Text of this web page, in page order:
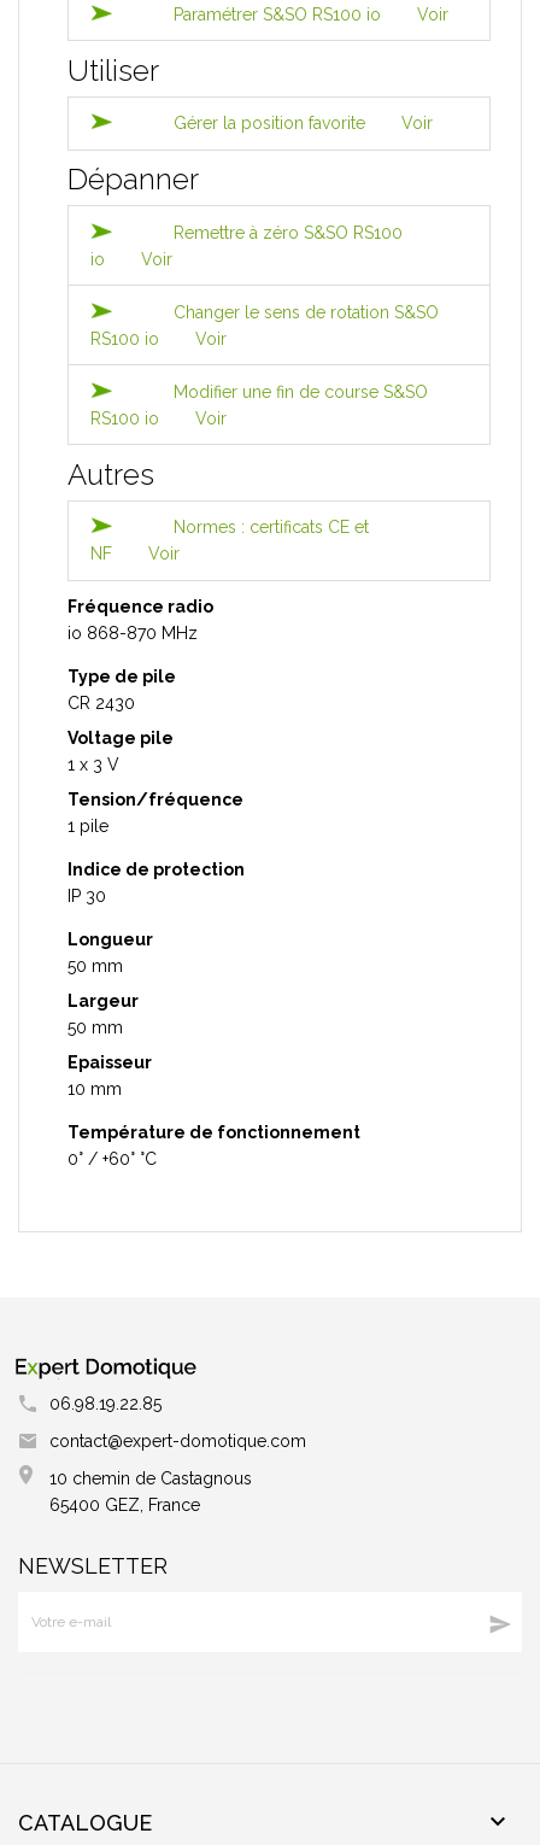
Paramétrer S&SO RS100 io Voir
Utiliser
Gérer la position favorite Voir
Dépanner
Remettre à zéro S&SO RS100
io
Voir
Changer le sens de rotation S&SO
RS100 io
Voir
Modifier une fin de course S&SO
RS100 io
Voir
Autres
Normes : certificats CE et
NF
Voir
Fréquence radio
io 868-870 MHz
Type de pile
CR 2430
Voltage pile
1 x 3 V
Tension/fréquence
1 pile
Indice de protection
IP 30
Longueur
50 mm
Largeur
50 mm
Epaisseur
10 mm
Température de fonctionnement
0° / +60° °C
06.98.19.22.85
contact@expert-domotique.com
10 chemin de Castagnous
65400 GEZ, France
NEWSLETTER

CATALOGUE 